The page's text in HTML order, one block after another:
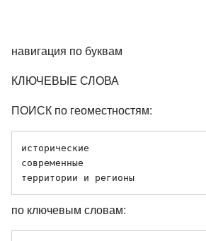
навигация по буквам
КЛЮЧЕВЫЕ СЛОВА
ПОИСК по геоместностям:
исторические
современные
по ключевым словам: